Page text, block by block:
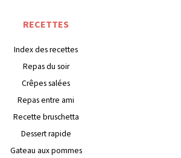
RECETTES
Index des recettes
Repas du soir
Crêpes salées
Repas entre ami
Recette bruschetta
Dessert rapide
Gateau aux pommes